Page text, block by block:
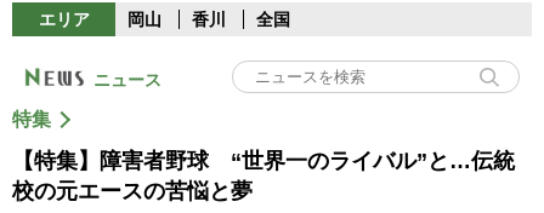
エリア 岡山 香川 全国
ニュース
特集
【特集】障害者野球 “世界一のライバル”と…伝統
校の元エースの苦悩と夢